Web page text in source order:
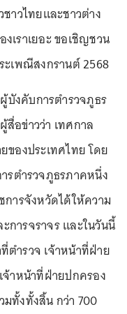
าวไทยและชาวต่าง
เราเยอะ ขอเชิญชวน
ะเพณีสงกรานต์ 2568
งคับการตำรวจภูธร
อข่าวว่า เทศกาล
องประเทศไทย โดย
รตำรวจภูธรภาคหนึ่ง
ารจังหวัดได้ให้ความ
การจราจร และในวันนี้
ตำรวจ เจ้าหน้าที่ฝ่าย
จ้าหน้าที่ฝ่ายปกครอง
ทั้งทั้งสิ้น กว่า 700